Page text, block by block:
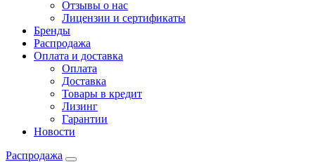
Отзывы о нас
Лицензии и сертификаты
Бренды
Распродажа
Оплата и доставка
Оплата
Доставка
Товары в кредит
Лизинг
Гарантии
Новости
Распродажа